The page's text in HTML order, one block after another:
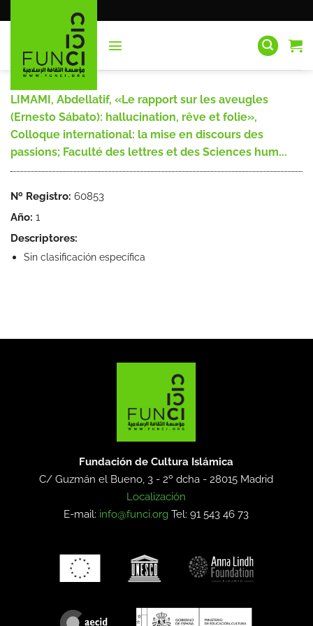
al
LIMAMI, Abdellatif, «Le rapport sur les aveugles
(Ernesto Sábato): hallucination, rêve et folie»,
Colloque international: la mise en discours des
passions; Faculté des lettres et des Sciences hum...
Nº Registro: 60853
Año: 1
Descriptores:
Sin clasificación específica
Fundación de Cultura Islámica
C/ Guzmán el Bueno, 3 - 2º dcha -28015 Madrid
Localización
E-mail: info@funci.org Tel: 91 543 46 73